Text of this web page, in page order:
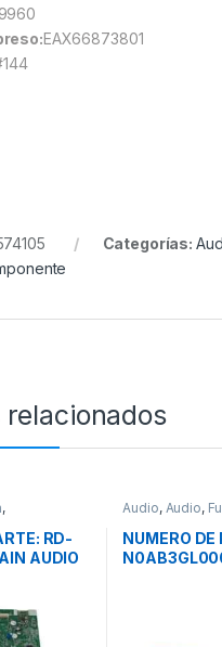
EAX66873801
Categorías:
,
RD-
AUDIO
Audio, Audio,
NUMERO DE